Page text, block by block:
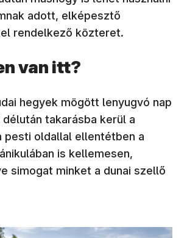
adott, elképesztő
rendelkező közteret.
van itt?
hegyek mögött lenyugvó nap
takarásba kerül a
pesti oldallal ellentétben a
is kellemesen,
simogat minket a dunai szellő